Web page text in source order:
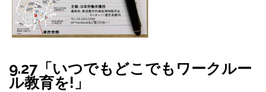
9.27「いつでもどこでもワークルー
ル教育を!」